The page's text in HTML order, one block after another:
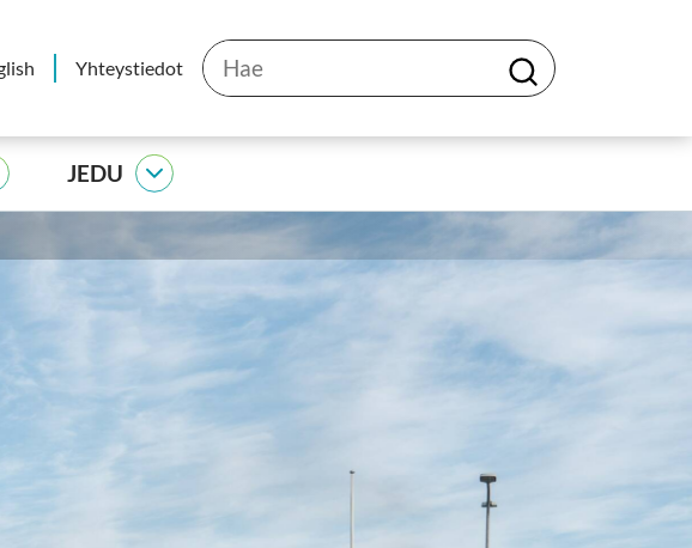
Yhteystiedot Hae
H
a
JEDU
JEDU
alasivut